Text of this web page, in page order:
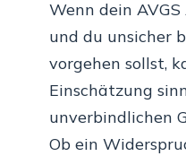
Wenn dein
und du unsicher
vorgehen sollst,
Einschätzung
unverbindlichen
Ob ein